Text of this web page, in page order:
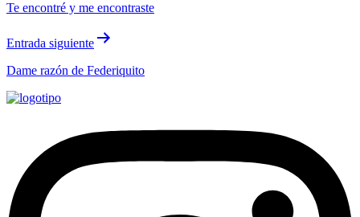
entradas
Te encontré y me encontraste
Entrada siguiente
Dame razón de Federiquito